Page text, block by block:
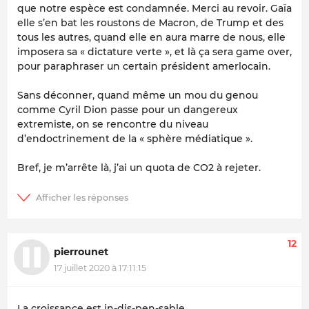
que notre espèce est condamnée. Merci au revoir. Gaïa
elle s’en bat les roustons de Macron, de Trump et des
tous les autres, quand elle en aura marre de nous, elle
imposera sa « dictature verte », et là ça sera game over,
pour paraphraser un certain président amerlocain.
Sans déconner, quand même un mou du genou
comme Cyril Dion passe pour un dangereux
extremiste, on se rencontre du niveau
d’endoctrinement de la « sphère médiatique ».
Bref, je m’arrête là, j’ai un quota de CO2 à rejeter.
pierrounet
17 juillet 2020 à 17:11:15
12